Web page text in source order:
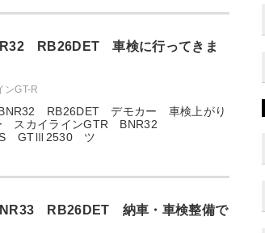
RB26DET 車検に行ってきま
ンGT-R
RB26DET デモカー 車検上がり
スカイラインGTR BNR32
GTⅢ2530 ツ
RB26DET 納車・車検整備で